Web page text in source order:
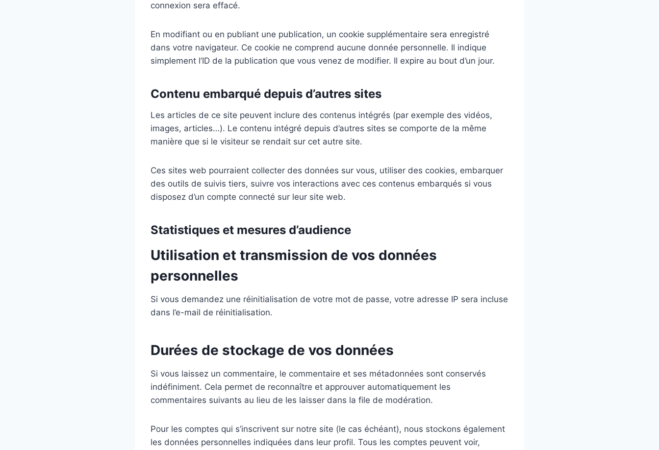
connexion sera effacé.
En modifiant ou en publiant une publication, un cookie supplémentaire sera enregistré
dans votre navigateur. Ce cookie ne comprend aucune donnée personnelle. Il indique
simplement l’ID de la publication que vous venez de modifier. Il expire au bout d’un jour.
Contenu embarqué depuis d’autres sites
Les articles de ce site peuvent inclure des contenus intégrés (par exemple des vidéos,
images, articles…). Le contenu intégré depuis d’autres sites se comporte de la même
manière que si le visiteur se rendait sur cet autre site.
Ces sites web pourraient collecter des données sur vous, utiliser des cookies, embarquer
des outils de suivis tiers, suivre vos interactions avec ces contenus embarqués si vous
disposez d’un compte connecté sur leur site web.
Statistiques et mesures d’audience
Utilisation et transmission de vos données
personnelles
Si vous demandez une réinitialisation de votre mot de passe, votre adresse IP sera incluse
dans l’e-mail de réinitialisation.
Durées de stockage de vos données
Si vous laissez un commentaire, le commentaire et ses métadonnées sont conservés
indéfiniment. Cela permet de reconnaître et approuver automatiquement les
commentaires suivants au lieu de les laisser dans la file de modération.
Pour les comptes qui s’inscrivent sur notre site (le cas échéant), nous stockons également
les données personnelles indiquées dans leur profil. Tous les comptes peuvent voir,